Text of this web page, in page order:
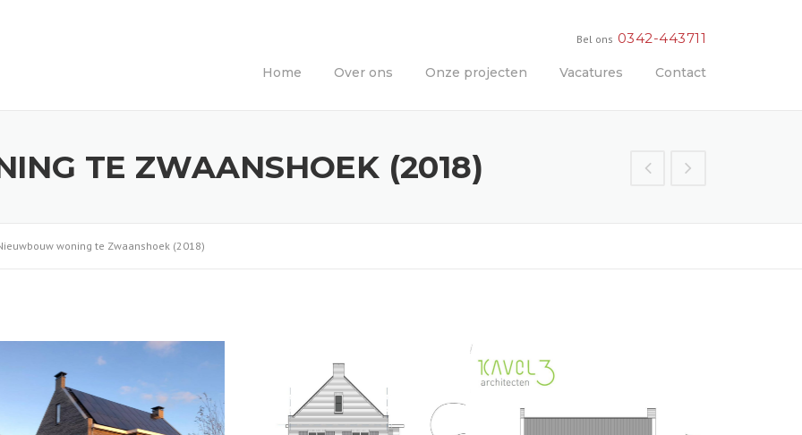
Bel ons 0342-443711
Home Over ons Onze projecten Vacatures Contact
TE ZWAANSHOEK (2018)
woning te Zwaanshoek (2018)